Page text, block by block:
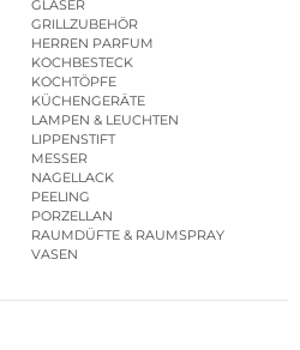
GLÄSER
GRILLZUBEHÖR
HERREN PARFUM
KOCHBESTECK
KOCHTÖPFE
KÜCHENGERÄTE
LAMPEN & LEUCHTEN
LIPPENSTIFT
MESSER
NAGELLACK
PEELING
PORZELLAN
RAUMDÜFTE & RAUMSPRAY
VASEN